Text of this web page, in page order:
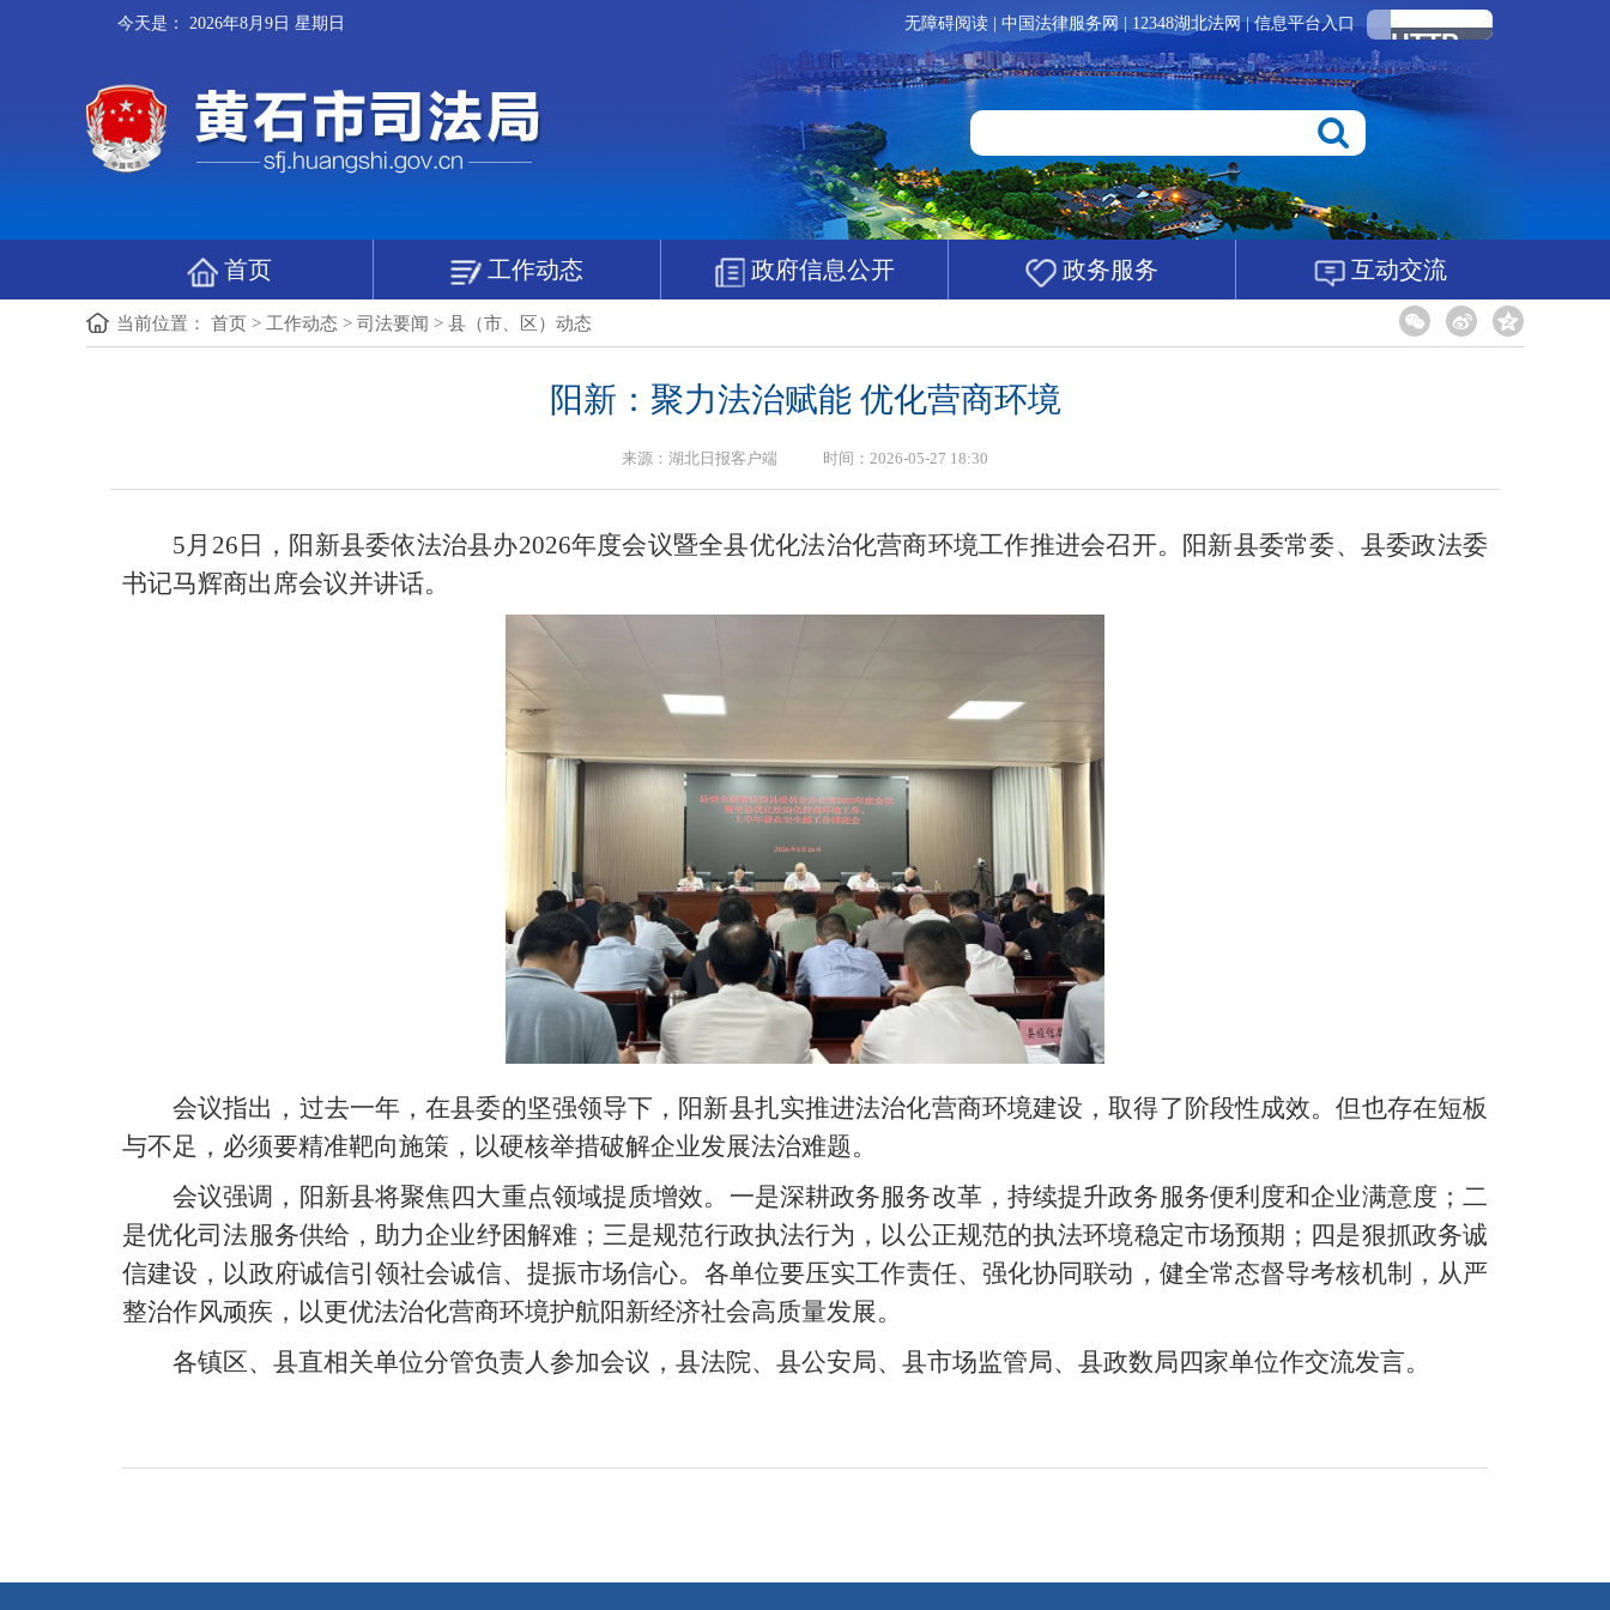
今天是： 2026年8月9日 星期日 无障碍阅读 中国法律服务网 12348湖北法网|信息平台入口
首页 工作动态 政府信息公开 政务服务 互动交流
当前位置： 首页 > 工作动态 > 司法要闻 > 县（市、区）动态
阳新：聚力法治赋能 优化营商环境
来源：湖北日报客户端 时间：2026-05-27 18:30
5月26日，阳新县委依法治县办2026年度会议暨全县优化法治化营商环境工作推进会召开。阳新县委常委、县委政法委
书记马辉商出席会议并讲话。
会议指出，过去一年，在县委的坚强领导下，阳新县扎实推进法治化营商环境建设，取得了阶段性成效。但也存在短板
与不足，必须要精准靶向施策，以硬核举措破解企业发展法治难题。
会议强调，阳新县将聚焦四大重点领域提质增效。一是深耕政务服务改革，持续提升政务服务便利度和企业满意度；二
是优化司法服务供给，助力企业纾困解难；三是规范行政执法行为，以公正规范的执法环境稳定市场预期；四是狠抓政务诚
信建设，以政府诚信引领社会诚信、提振市场信心。各单位要压实工作责任、强化协同联动，健全常态督导考核机制，从严
整治作风顽疾，以更优法治化营商环境护航阳新经济社会高质量发展。
各镇区、县直相关单位分管负责人参加会议，县法院、县公安局、县市场监管局、县政数局四家单位作交流发言。